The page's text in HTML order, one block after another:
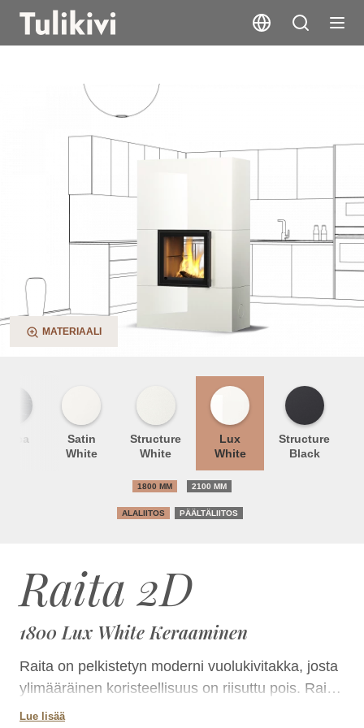
Raita 2D
MATERIAALI
Raita 2D
1800 Lux White Keraaminen
Raita on pelkistetyn moderni vuolukivitakka, josta
ylimääräinen koristeellisuus on riisuttu pois. Raita-
takka varaa lämpöä tehokkaasti koko massallaan.
Lue lisää
Satin
White
Structure
White
Lux
White
Structure
Black
1800 MM 2100 MM
ALALIITOS PÄÄLTÄLIITOS